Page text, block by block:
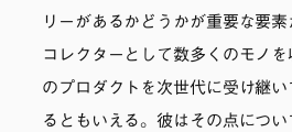
リーがあるかどうかが重要な要
コレクターとして数多くのモノ
のプロダクトを次世代に受け継
るともいえる。彼はその点につ